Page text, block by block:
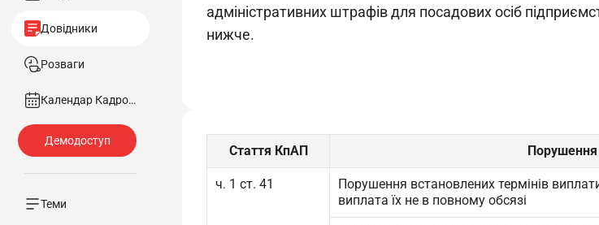
Довідники
Розваги
Календар Кадровика
Теми
адміністративних штрафів для посадових осіб
нижче.
Стаття КпАП Порушення
ч. 1 ст. 41
Порушення встановлених термінів
виплата їх не в повному обсязі